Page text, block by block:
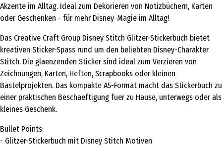
Akzente im Alltag. Ideal zum Dekorieren von Notizbüchern, Karten
oder Geschenken - für mehr Disney-Magie im Alltag!
Das Creative Craft Group Disney Stitch Glitzer-Stickerbuch bietet
kreativen Sticker-Spass rund um den beliebten Disney-Charakter
Stitch. Die glaenzenden Sticker sind ideal zum Verzieren von
Zeichnungen, Karten, Heften, Scrapbooks oder kleinen
Bastelprojekten. Das kompakte A5-Format macht das Stickerbuch zu
einer praktischen Beschaeftigung fuer zu Hause, unterwegs oder als
kleines Geschenk.
Bullet Points:
- Glitzer-Stickerbuch mit Disney Stitch Motiven